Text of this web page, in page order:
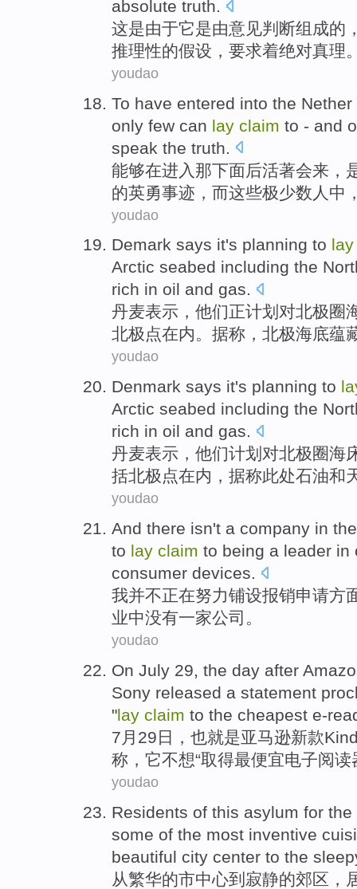
absolute truth.
这是由于它是由意见判断组成的
推理性的假设 ， 要求着绝对真理
youdao
To have entered into the Nether
only few can lay claim to - and
speak the truth
能够在进入 那下面后活著会来，
的英勇事迹， 而这些极少数 人中
youdao
Demark says it's planning to
Arctic seabed including the
rich in oil and gas.
丹麦表示 ，他们正计划 对北极圈
北极点在内。据称，北极海底蕴
youdao
Denmark says it's planning to
Arctic seabed including the
rich in oil and gas.
丹麦表示 ， 他们计划 对北极圈海
括北极点在内，据称此处石油和
youdao
And there isn't a company in
to lay claim to being a leader in
consumer devices.
我并不正在努力铺设报销申请方
业中没有一家公司。
youdao
On July 29, the day after
Sony released a statement
"lay claim to the cheapest e-
7月 29日 ，也就是亚马逊新款
称， 它不想“取得最便宜电子阅读
youdao
Residents of this asylum for the
some of the most inventive
beautiful city center to the
从繁华的市中心到寂静的郊区 ，